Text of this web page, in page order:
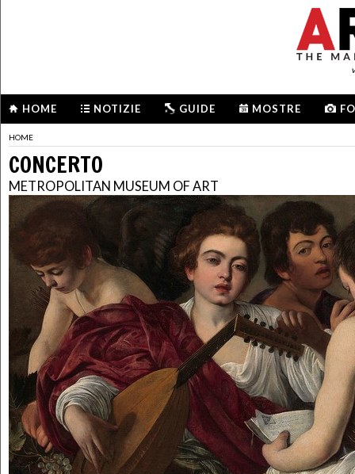
HOME NOTIZIE GUIDE MOSTRE
HOME
CONCERTO
METROPOLITAN MUSEUM OF ART